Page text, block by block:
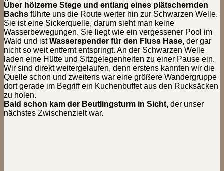
Über hölzerne Stege und entlang eines plätschernden
Bachs führte uns die Route weiter hin zur Schwarzen Welle.
Sie ist eine Sickerquelle, darum sieht man keine
Wasserbewegungen. Sie liegt wie ein vergessener Pool im
Wald und istWasserspender für den Fluss Hase, der gar
nicht so weit entfernt entspringt. An der Schwarzen Welle
laden eine Hütte und Sitzgelegenheiten zu einer Pause ein.
Wir sind direkt weitergelaufen, denn erstens kannten wir die
Quelle schon und zweitens war eine größere Wandergruppe
dort gerade im Begriff ein Kuchenbuffet aus den Rucksäcken
zu holen.
Bald schon kam der Beutlingsturm in Sicht, der unser
nächstes Zwischenzielt war.